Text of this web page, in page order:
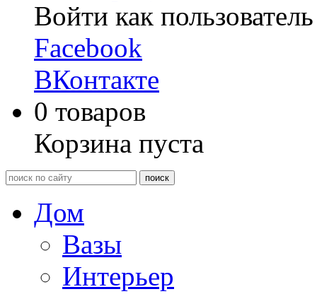
Войти как пользователь
Facebook
ВКонтакте
0 товаров
Корзина пуста
Дом
Вазы
Интерьер